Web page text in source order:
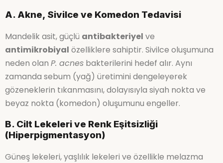
A. Akne, Sivilce ve Komedon Tedavisi
Mandelik asit, güçlü antibakteriyel ve
antimikrobiyal özelliklere sahiptir. Sivilce oluşumuna
neden olan P. acnes bakterilerini hedef alır. Aynı
zamanda sebum (yağ) üretimini dengeleyerek
gözeneklerin tıkanmasını, dolayısıyla siyah nokta ve
beyaz nokta (komedon) oluşumunu engeller.
B. Cilt Lekeleri ve Renk Eşitsizliği
(Hiperpigmentasyon)
Güneş lekeleri, yaşlılık lekeleri ve özellikle melazma